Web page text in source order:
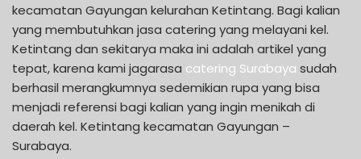
kecamatan Gayungan kelurahan Ketintang. Bagi kalian
yang membutuhkan jasa catering yang melayani kel.
Ketintang dan sekitarya maka ini adalah artikel yang
tepat, karena kami jagarasa catering Surabaya sudah
berhasil merangkumnya sedemikian rupa yang bisa
menjadi referensi bagi kalian yang ingin menikah di
daerah kel. Ketintang kecamatan Gayungan –
Surabaya.